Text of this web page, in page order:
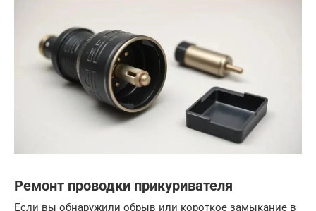
Ремонт проводки прикуривателя
Если вы обнаружили обрыв или короткое замыкание в